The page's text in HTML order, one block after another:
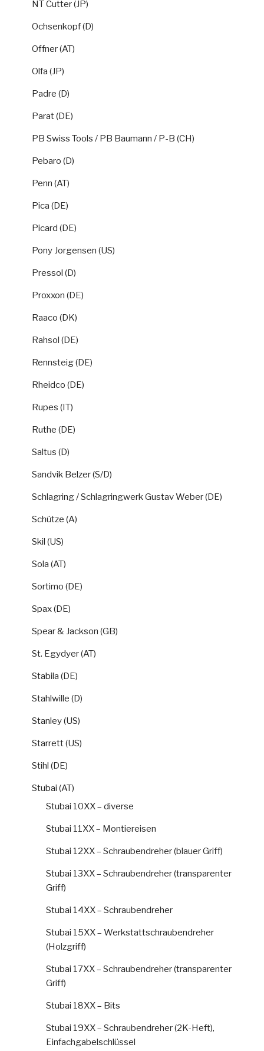
NT Cutter (JP)
Ochsenkopf (D)
Offner (AT)
Olfa (JP)
Padre (D)
Parat (DE)
PB Swiss Tools / PB Baumann / P-B (CH)
Pebaro (D)
Penn (AT)
Pica (DE)
Picard (DE)
Pony Jorgensen (US)
Pressol (D)
Proxxon (DE)
Raaco (DK)
Rahsol (DE)
Rennsteig (DE)
Rheidco (DE)
Rupes (IT)
Ruthe (DE)
Saltus (D)
Sandvik Belzer (S/D)
Schlagring / Schlagringwerk Gustav Weber (DE)
Schütze (A)
Skil (US)
Sola (AT)
Sortimo (DE)
Spax (DE)
Spear & Jackson (GB)
St. Egydyer (AT)
Stabila (DE)
Stahlwille (D)
Stanley (US)
Starrett (US)
Stihl (DE)
Stubai (AT)
Stubai 10XX – diverse
Stubai 11XX – Montiereisen
Stubai 12XX – Schraubendreher (blauer Griff)
Stubai 13XX – Schraubendreher (transparenter
Griff)
Stubai 14XX – Schraubendreher
Stubai 15XX – Werkstattschraubendreher
(Holzgriff)
Stubai 17XX – Schraubendreher (transparenter
Griff)
Stubai 18XX – Bits
Stubai 19XX – Schraubendreher (2K-Heft),
Einfachgabelschlüssel